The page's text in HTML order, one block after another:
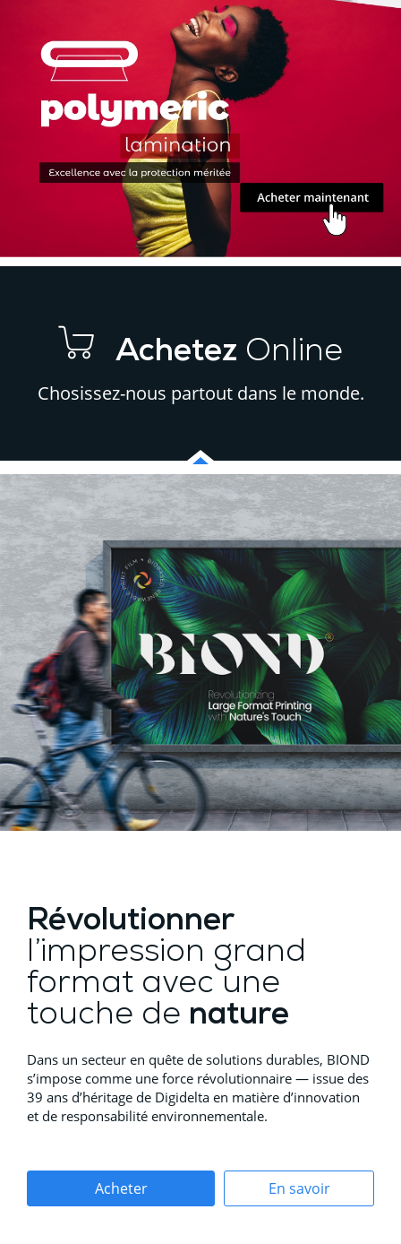
Achetez Online
Chosissez-nous partout dans le monde.
Révolutionner
l’impression grand
format avec une
touche de nature
Dans un secteur en quête de solutions durables, BIOND
s’impose comme une force révolutionnaire — issue des
39 ans d’héritage de Digidelta en matière d’innovation
et de responsabilité environnementale.
Acheter
En savoir
Qualité
pour
Entreprise
Communication
Visuelle